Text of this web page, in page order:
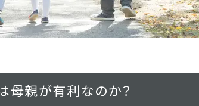
母親が有利なのか？